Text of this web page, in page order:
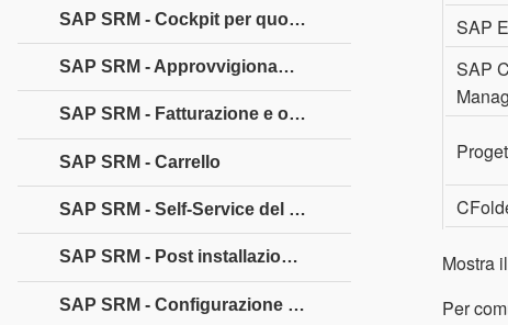
SAP
SAP
Mostra
Per
SAP SRM - Cockpit per quotazioni e aste live
SAP SRM - Approvvigionamento
SAP SRM - Fatturazione e ordine di acquisto
SAP SRM - Carrello
SAP SRM - Self-Service del fornitore
SAP SRM - Post installazione per LAC
SAP SRM - Configurazione del Single Sign-On